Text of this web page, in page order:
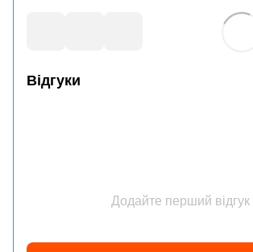
Відгуки
Додайте перший відгук